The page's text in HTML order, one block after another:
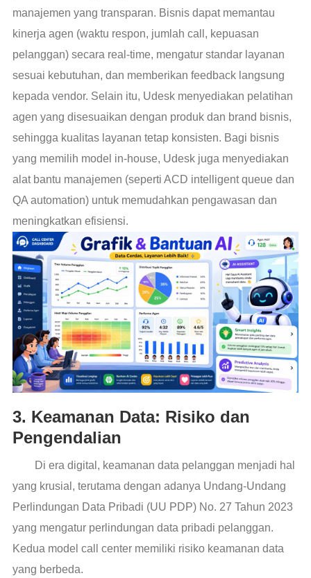
manajemen yang transparan. Bisnis dapat memantau
kinerja agen (waktu respon, jumlah call, kepuasan
pelanggan) secara real-time, mengatur standar layanan
sesuai kebutuhan, dan memberikan feedback langsung
kepada vendor. Selain itu, Udesk menyediakan pelatihan
agen yang disesuaikan dengan produk dan brand bisnis,
sehingga kualitas layanan tetap konsisten. Bagi bisnis
yang memilih model in-house, Udesk juga menyediakan
alat bantu manajemen (seperti ACD intelligent queue dan
QA automation) untuk memudahkan pengawasan dan
meningkatkan efisiensi.
3. Keamanan Data: Risiko dan
Pengendalian
Di era digital, keamanan data pelanggan menjadi hal
yang krusial, terutama dengan adanya Undang-Undang
Perlindungan Data Pribadi (UU PDP) No. 27 Tahun 2023
yang mengatur perlindungan data pribadi pelanggan.
Kedua model call center memiliki risiko keamanan data
yang berbeda.